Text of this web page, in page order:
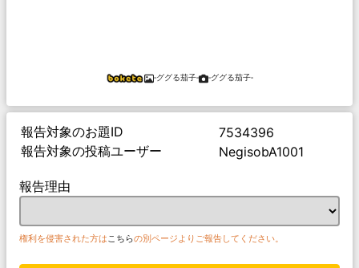
‐ググる茄子‐ ‐ググる茄子‐
報告対象のお題ID
7534396
報告対象の投稿ユーザー
NegisobA1001
報告理由
権利を侵害された方はこちらの別ページよりご報告してください。